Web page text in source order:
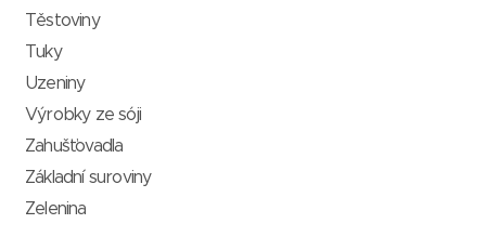
Těstoviny
Tuky
Uzeniny
Výrobky ze sóji
Zahušťovadla
Základní suroviny
Zelenina